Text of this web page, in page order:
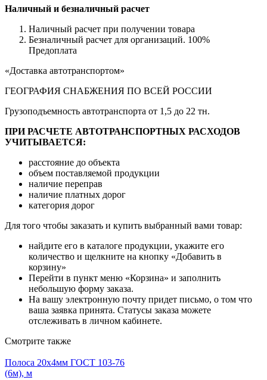
Наличный и безналичный расчет
Наличный расчет при получении товара
Безналичный расчет для организаций. 100%
Предоплата
«Доставка автотранспортом»
ГЕОГРАФИЯ СНАБЖЕНИЯ ПО ВСЕЙ РОССИИ
Грузоподъемность автотранспорта от 1,5 до 22 тн.
ПРИ РАСЧЕТЕ АВТОТРАНСПОРТНЫХ РАСХОДОВ
УЧИТЫВАЕТСЯ:
расстояние до объекта
объем поставляемой продукции
наличие переправ
наличие платных дорог
категория дорог
Для того чтобы заказать и купить выбранный вами товар:
найдите его в каталоге продукции, укажите его
количество и щелкните на кнопку «Добавить в
корзину»
Перейти в пункт меню «Корзина» и заполнить
небольшую форму заказа.
На вашу электронную почту придет письмо, о том что
ваша заявка принята. Статусы заказа можете
отслеживать в личном кабинете.
Смотрите также
Полоса 20х4мм ГОСТ 103-76
(6м), м